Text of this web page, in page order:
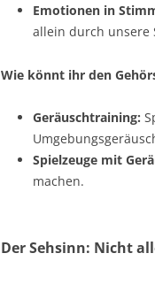
Emotionen in
allein durch unsere
Wie könnt ihr den
Geräuschtraining:
Spielzeuge mit
machen.
Der Sehsinn: Nicht